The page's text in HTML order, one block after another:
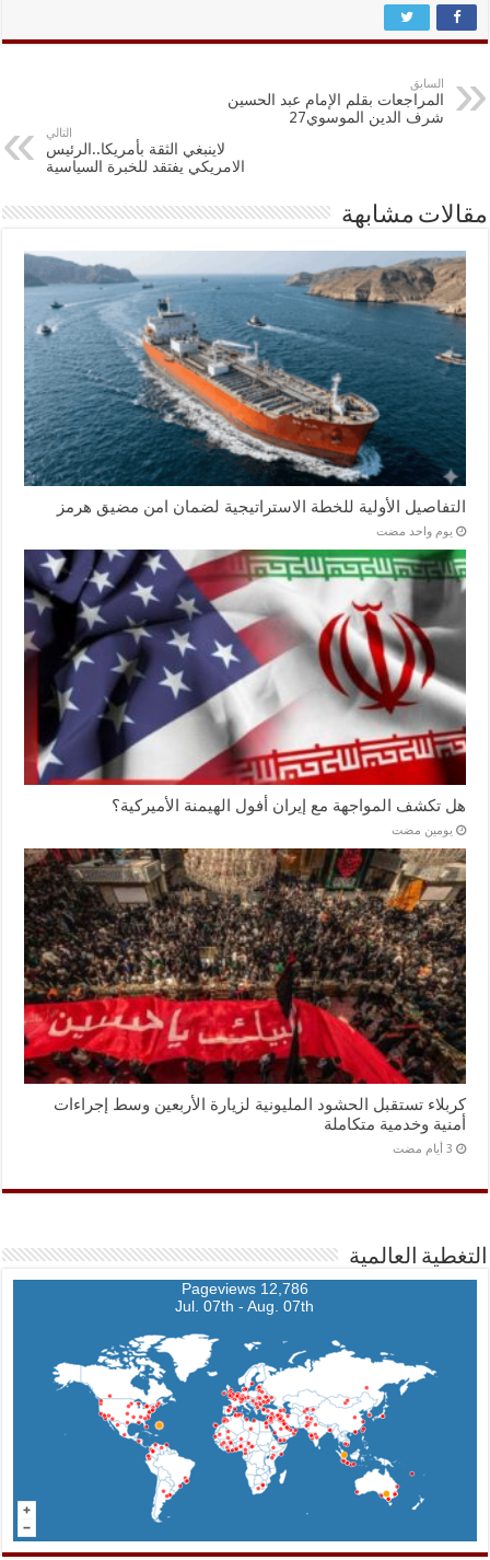
السابق
المراجعات بقلم الإمام عبد الحسين
شرف الدين الموسوي27
التالي
لاينبغي الثقة بأمريكا..الرئيس
الامريكي يفتقد للخبرة السياسية
مقالات مشابهة
التفاصيل الأولية للخطة الاستراتيجية لضمان امن مضيق هرمز
‏يوم واحد مضت
هل تكشف المواجهة مع إيران أفول الهيمنة الأميركية؟
‏يومين مضت
كربلاء تستقبل الحشود المليونية لزيارة الأربعين وسط إجراءات
أمنية وخدمية متكاملة
التغطية العالمية
12,786 Pageviews
Jul. 07th - Aug. 07th